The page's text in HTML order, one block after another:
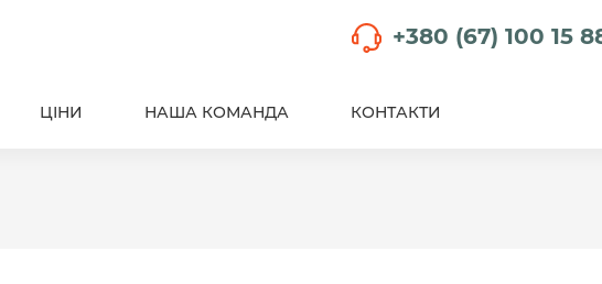
+380 (67) 100 15
ЦІНИ НАША КОМАНДА КОНТАКТИ